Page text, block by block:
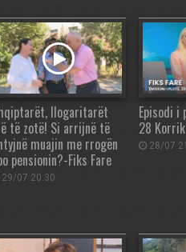
llogaritarët
të zotë! Si arrijnë të
muajin me rrogën
pensionin?-Fiks Fare
29/07 20:30
Episodi i
28
28/07